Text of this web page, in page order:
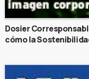
Dosier
cómo la